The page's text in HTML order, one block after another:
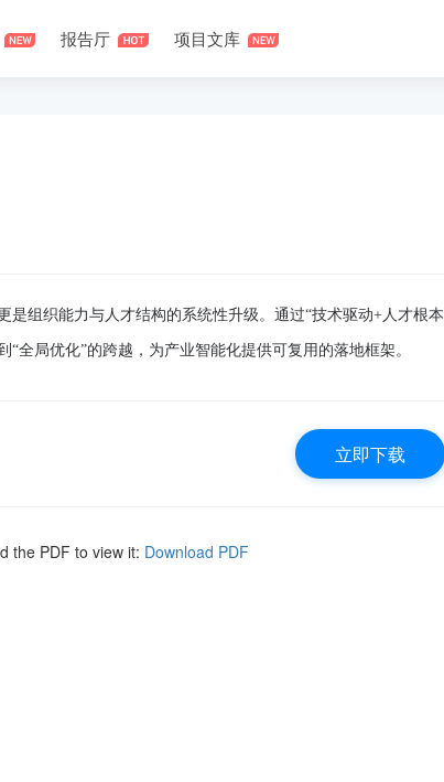
报告厅 项目文库
组织能力与人才结构的系统性升级。通过“技术驱动+人才根本
全局优化”的跨越，为产业智能化提供可复用的落地框架。
立即下载
the PDF to view it: Download PDF